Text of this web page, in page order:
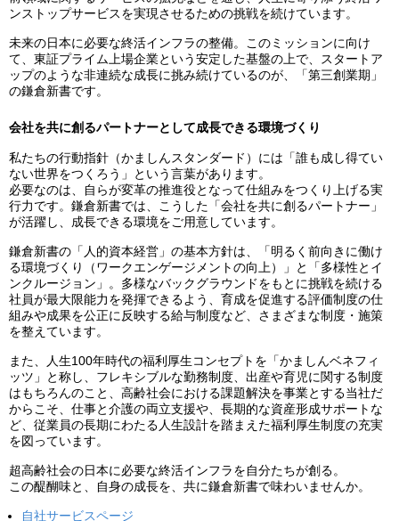
ンストップサービスを実現させるための挑戦を続けています。
未来の日本に必要な終活インフラの整備。このミッションに向け
て、東証プライム上場企業という安定した基盤の上で、スタートア
ップのような非連続な成長に挑み続けているのが、「第三創業期」
の鎌倉新書です。
会社を共に創るパートナーとして成長できる環境づくり
私たちの行動指針（かましんスタンダード）には「誰も成し得てい
ない世界をつくろう」という言葉があります。
必要なのは、自らが変革の推進役となって仕組みをつくり上げる実
行力です。鎌倉新書では、こうした「会社を共に創るパートナー」
が活躍し、成長できる環境をご用意しています。
鎌倉新書の「人的資本経営」の基本方針は、「明るく前向きに働け
る環境づくり（ワークエンゲージメントの向上）」と「多様性とイ
ンクルージョン」。多様なバックグラウンドをもとに挑戦を続ける
社員が最大限能力を発揮できるよう、育成を促進する評価制度の仕
組みや成果を公正に反映する給与制度など、さまざまな制度・施策
を整えています。
また、人生100年時代の福利厚生コンセプトを「かましんベネフィ
ッツ」と称し、フレキシブルな勤務制度、出産や育児に関する制度
はもちろんのこと、高齢社会における課題解決を事業とする当社だ
からこそ、仕事と介護の両立支援や、長期的な資産形成サポートな
ど、従業員の長期にわたる人生設計を踏まえた福利厚生制度の充実
を図っています。
超高齢社会の日本に必要な終活インフラを自分たちが創る。
この醍醐味と、自身の成長を、共に鎌倉新書で味わいませんか。
自社サービスページ